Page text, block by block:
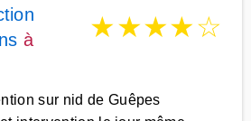
à
★★★★☆
sur nid de Guêpes